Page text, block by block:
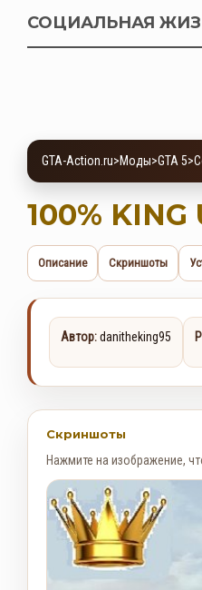
СОЦИАЛЬНАЯ
GTA-Action.ru>Моды>GTA 5>
100% KING
Описание Скриншоты
Автор:danitheking95
Скриншоты
Нажмите на изображение,